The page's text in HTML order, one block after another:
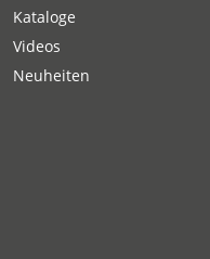
Kataloge
Videos
Neuheiten